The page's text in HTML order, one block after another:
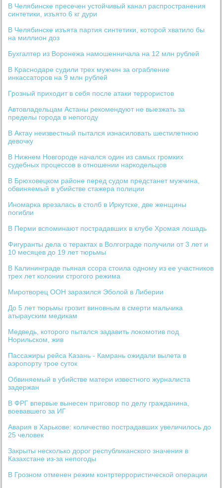
В Челябинске пресечен устойчивый канал распространения
синтетики, изъято 6 кг дури
В Челябинске изъята партия синтетики, которой хватило бы
на миллион доз
Бухгалтер из Воронежа намошенничала на 12 млн рублей
В Краснодаре судили трех мужчин за ограбление
инкассаторов на 9 млн рублей
Грозный приходит в себя после атаки террористов
Автовладельцам Астаны рекомендуют не выезжать за
пределы города в непогоду
В Актау неизвестный пытался изнасиловать шестилетнюю
девочку
В Нижнем Новгороде начался один из самых громких
судебных процессов в отношении наркодельцов
В Брюховецком районе перед судом предстанет мужчина,
обвиняемый в убийстве стажера полиции
Иномарка врезалась в столб в Иркутске, две женщины
погибли
В Перми вспоминают пострадавших в клубе Хромая лошадь
Фигуранты дела о терактах в Волгограде получили от 3 лет и
10 месяцев до 19 лет тюрьмы
В Калининграде пьяная ссора стоила одному из ее участников
трех лет колонии строгого режима
Миротворец ООН заразился Эболой в Либерии
До 5 лет тюрьмы грозит виновным в смерти мальчика
атырауским медикам
Медведь, которого пытался задавить локомотив под
Норильском, жив
Пассажиры рейса Казань - Камрань ожидали вылета в
аэропорту трое суток
Обвиняемый в убийстве матери известного журналиста
задержан
В ФРГ впервые вынесен приговор по делу гражданина,
воевавшего за ИГ
Авария в Харькове: количество пострадавших увеличилось до
25 человек
Закрыты несколько дорог республиканского значения в
Казахстане из-за непогоды
В Грозном отменен режим контртеррористической операции